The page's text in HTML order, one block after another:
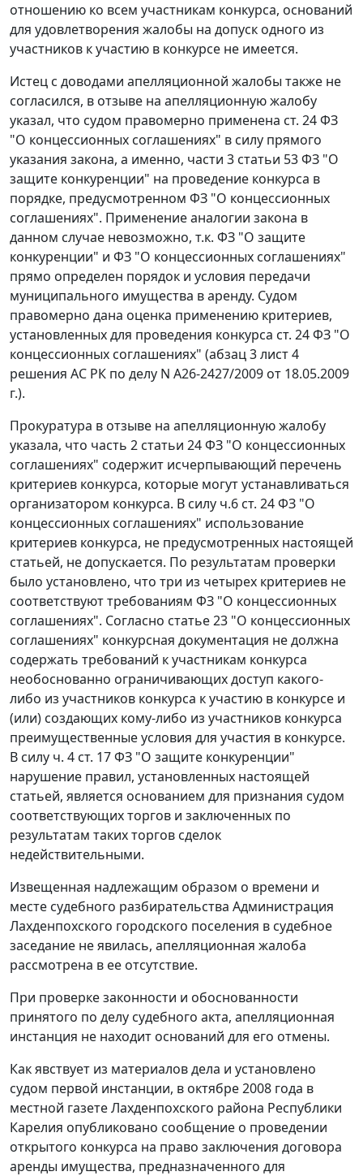
отношению ко всем участникам конкурса, оснований
для удовлетворения жалобы на допуск одного из
участников к участию в конкурсе не имеется.
Истец с доводами апелляционной жалобы также не
согласился, в отзыве на апелляционную жалобу
указал, что судом правомерно применена ст. 24ФЗ
"О концессионных соглашениях" в силу прямого
указания закона, а именно, части 3 статьи 53ФЗ "О
защите конкуренции" на проведение конкурса в
порядке, предусмотренном ФЗ "О концессионных
соглашениях". Применение аналогии закона в
данном случае невозможно, т.к. ФЗ "О защите
конкуренции" и ФЗ "О концессионных соглашениях"
прямо определен порядок и условия передачи
муниципального имущества в аренду. Судом
правомерно дана оценка применению критериев,
установленных для проведения конкурса ст. 24ФЗ "О
концессионных соглашениях" (абзац 3 лист 4
решения АС РК по делу N А26-2427/2009 от 18.05.2009
г.).
Прокуратура в отзыве на апелляционную жалобу
указала, что часть 2 статьи 24ФЗ "О концессионных
соглашениях" содержит исчерпывающий перечень
критериев конкурса, которые могут устанавливаться
организатором конкурса. В силу ч.6 ст. 24ФЗ "О
концессионных соглашениях" использование
критериев конкурса, не предусмотренных настоящей
статьей, не допускается. По результатам проверки
было установлено, что три из четырех критериев не
соответствуют требованиям ФЗ "О концессионных
соглашениях". Согласно статье 23 "О концессионных
соглашениях" конкурсная документация не должна
содержать требований к участникам конкурса
необоснованно ограничивающих доступ какого-
либо из участников конкурса к участию в конкурсе и
(или) создающих кому-либо из участников конкурса
преимущественные условия для участия в конкурсе.
В силу ч. 4 ст. 17ФЗ "О защите конкуренции"
нарушение правил, установленных настоящей
статьей, является основанием для признания судом
соответствующих торгов и заключенных по
результатам таких торгов сделок
недействительными.
Извещенная надлежащим образом о времени и
месте судебного разбирательства Администрация
Лахденпохского городского поселения в судебное
заседание не явилась, апелляционная жалоба
рассмотрена в ее отсутствие.
При проверке законности и обоснованности
принятого по делу судебного акта, апелляционная
инстанция не находит оснований для его отмены.
Как явствует из материалов дела и установлено
судом первой инстанции, в октябре 2008 года в
местной газете Лахденпохского района Республики
Карелия опубликовано сообщение о проведении
открытого конкурса на право заключения договора
аренды имущества, предназначенного для